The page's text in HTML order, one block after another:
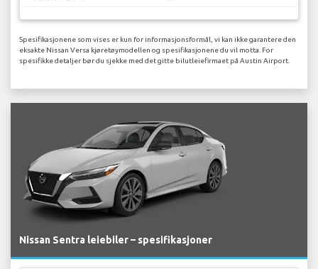
Spesifikasjonene som vises er kun for informasjonsformål, vi kan ikke garantere den
eksakte Nissan Versa kjøretøymodellen og spesifikasjonene du vil motta. For
spesifikke detaljer bør du sjekke med det gitte bilutleiefirmaet på Austin Airport.
Nissan Sentra leiebiler – spesifikasjoner